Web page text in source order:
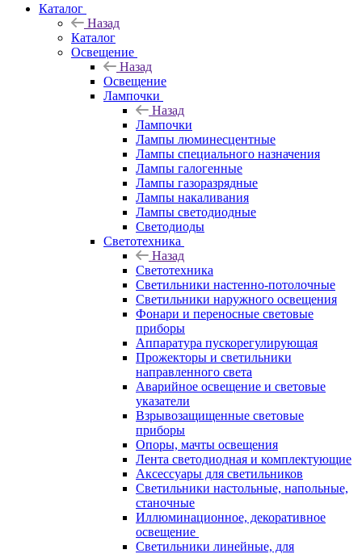
Каталог
Назад
Каталог
Освещение
Назад
Освещение
Лампочки
Назад
Лампочки
Лампы люминесцентные
Лампы специального назначения
Лампы галогенные
Лампы газоразрядные
Лампы накаливания
Лампы светодиодные
Светодиоды
Светотехника
Назад
Светотехника
Светильники настенно-потолочные
Светильники наружного освещения
Фонари и переносные световые
приборы
Аппаратура пускорегулирующая
Прожекторы и светильники
направленного света
Аварийное освещение и световые
указатели
Взрывозащищенные световые
приборы
Опоры, мачты освещения
Лента светодиодная и комплектующие
Аксессуары для светильников
Светильники настольные, напольные,
станочные
Иллюминационное, декоративное
освещение
Светильники линейные, для